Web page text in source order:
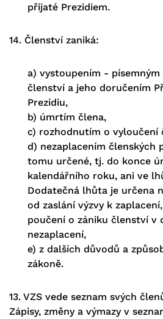
přijaté Prezidiem.
14. Členství zaniká:
a) vystoupením -
členství a jeho doručením
Prezidiu,
b) úmrtím člena,
c) rozhodnutím o vyloučení
d) nezaplacením členských
tomu určené, tj. do konce
kalendářního roku, ani ve
Dodatečná lhůta je určena
od zaslání výzvy k
poučení o zániku členství v
nezaplacení,
e) z dalších důvodů a
zákoně.
13. VZS vede seznam svých
Zápisy, změny a výmazy v